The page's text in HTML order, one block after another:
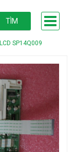
TÌM
LCD SP14Q009